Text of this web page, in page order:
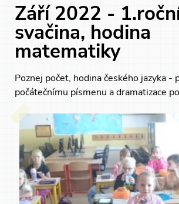
Září 2022 -
svačina, hodina
matematiky
Poznej počet, hodina českého jazyka -
počátečnímu písmenu a dramatizace